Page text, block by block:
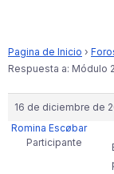
Pagina de Inicio ›
Respuesta a: Módulo
16 de diciembre de
Romina Escøbar
Participante